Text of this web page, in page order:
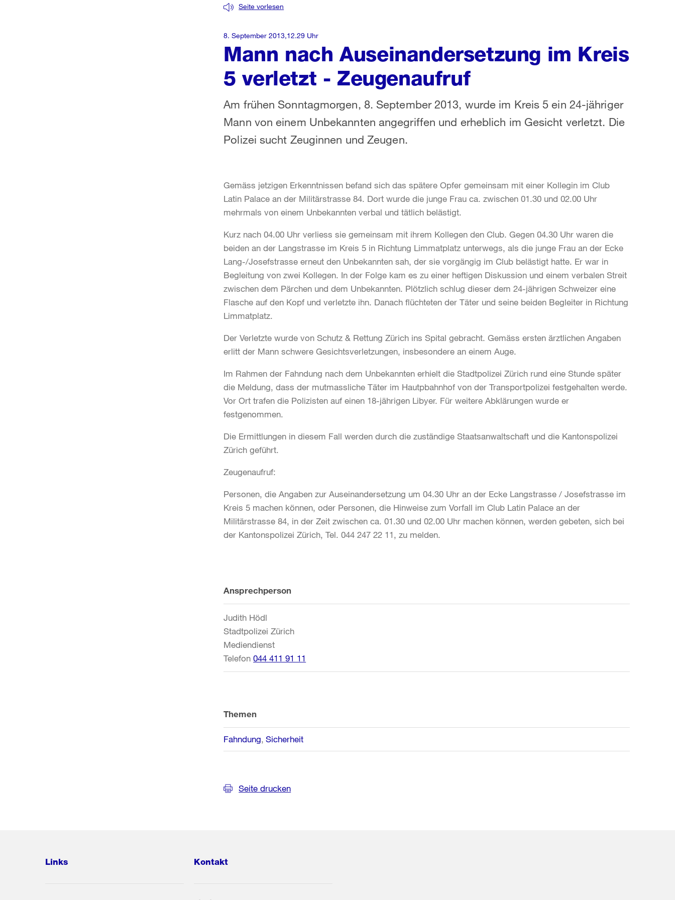
Mann nach Auseinandersetzung im Kreis
5 verletzt - Zeugenaufruf
Seite vorlesen
Am frühen Sonntagmorgen, 8. September 2013, wurde im Kreis 5 ein 24-jähriger
Mann von einem Unbekannten angegriffen und erheblich im Gesicht verletzt. Die
Polizei sucht Zeuginnen und Zeugen.
8. September 2013,12.29 Uhr
Gemäss jetzigen Erkenntnissen befand sich das spätere Opfer gemeinsam mit einer Kollegin im Club
Latin Palace an der Militärstrasse 84. Dort wurde die junge Frau ca. zwischen 01.30 und 02.00 Uhr
mehrmals von einem Unbekannten verbal und tätlich belästigt.
Kurz nach 04.00 Uhr verliess sie gemeinsam mit ihrem Kollegen den Club. Gegen 04.30 Uhr waren die
beiden an der Langstrasse im Kreis 5 in Richtung Limmatplatz unterwegs, als die junge Frau an der Ecke
Lang-/Josefstrasse erneut den Unbekannten sah, der sie vorgängig im Club belästigt hatte. Er war in
Begleitung von zwei Kollegen. In der Folge kam es zu einer heftigen Diskussion und einem verbalen Streit
zwischen dem Pärchen und dem Unbekannten. Plötzlich schlug dieser dem 24-jährigen Schweizer eine
Flasche auf den Kopf und verletzte ihn. Danach flüchteten der Täter und seine beiden Begleiter in Richtung
Limmatplatz.
Der Verletzte wurde von Schutz & Rettung Zürich ins Spital gebracht. Gemäss ersten ärztlichen Angaben
erlitt der Mann schwere Gesichtsverletzungen, insbesondere an einem Auge.
Im Rahmen der Fahndung nach dem Unbekannten erhielt die Stadtpolizei Zürich rund eine Stunde später
die Meldung, dass der mutmassliche Täter im Hautpbahnhof von der Transportpolizei festgehalten werde.
Vor Ort trafen die Polizisten auf einen 18-jährigen Libyer. Für weitere Abklärungen wurde er
festgenommen.
Die Ermittlungen in diesem Fall werden durch die zuständige Staatsanwaltschaft und die Kantonspolizei
Zürich geführt.
Zeugenaufruf:
Personen, die Angaben zur Auseinandersetzung um 04.30 Uhr an der Ecke Langstrasse / Josefstrasse im
Kreis 5 machen können, oder Personen, die Hinweise zum Vorfall im Club Latin Palace an der
Militärstrasse 84, in der Zeit zwischen ca. 01.30 und 02.00 Uhr machen können, werden gebeten, sich bei
der Kantonspolizei Zürich, Tel. 044 247 22 11, zu melden.
Weitere
Informationen
Ansprechperson
Judith Hödl
Stadtpolizei Zürich
Mediendienst
Telefon 044 411 91 11
Themen
Fahndung Sicherheit
Seite drucken
Links Kontakt